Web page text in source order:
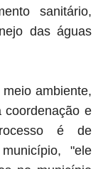
sanitário,
das águas
ambiente,
coordenação e
é de
"ele